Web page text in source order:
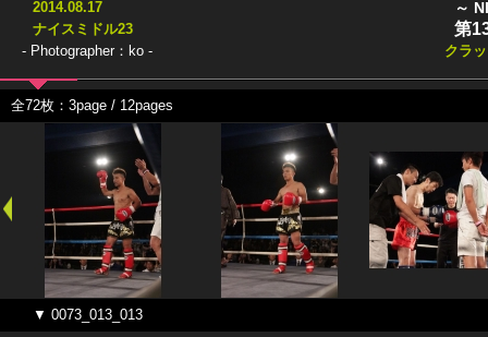
全興行を表示
ナイスミドル
アマチュアキック
協議会
全日本学生キック
建武館キッズ大会
Bigbang
おやじファイト
2014.08.17
ナイスミドル23
- Photographer：ko -
～
第
クラ
全72枚：3page / 12pages
▼ 0073_013_013